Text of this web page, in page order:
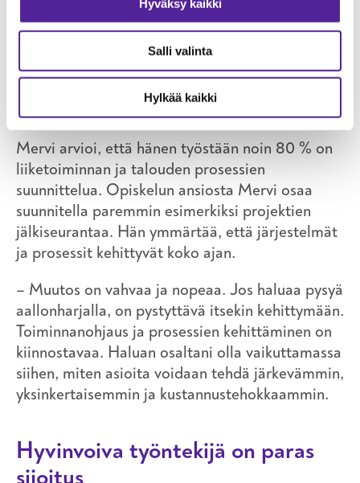
Hyväksy kaikki
Salli valinta
Hylkää kaikki
– Nuorena en vielä tiennyt, mitä haluan tehdä
työkseni. Nyt aikuisena motivaation ollessa
kohdallaan haluan imeä kaiken tiedon.
Kouluttajan rooli oli äärimmäisen tärkeä. Asiat
käytiin huolellisesti keskustelemalla läpi.
Mervi arvioi, että hänen työstään noin 80 % on
liiketoiminnan ja talouden prosessien
suunnittelua. Opiskelun ansiosta Mervi osaa
suunnitella paremmin esimerkiksi projektien
jälkiseurantaa. Hän ymmärtää, että järjestelmät
ja prosessit kehittyvät koko ajan.
– Muutos on vahvaa ja nopeaa. Jos haluaa pysyä
aallonharjalla, on pystyttävä itsekin kehittymään.
Toiminnanohjaus ja prosessien kehittäminen on
kiinnostavaa. Haluan osaltani olla vaikuttamassa
siihen, miten asioita voidaan tehdä järkevämmin,
yksinkertaisemmin ja kustannustehokkaammin.
Hyvinvoiva työntekijä on paras
sijoitus